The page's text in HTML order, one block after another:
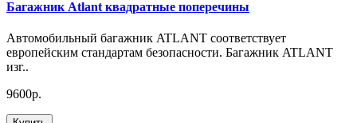
Багажник Atlant квадратные поперечины
Автомобильный багажник ATLANT соответствует
европейским стандартам безопасности. Багажник ATLANT
изг..
9600р.